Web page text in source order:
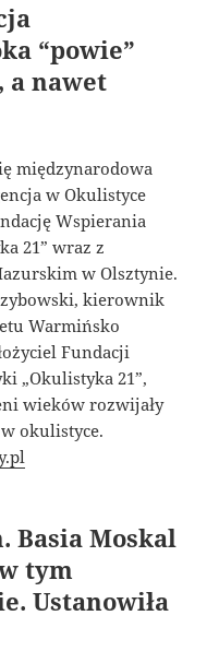
“powie”
a nawet
międzynarodowa
w Okulistyce
Wspierania
21” wraz z
w Olsztynie.
kierownik
Warmińsko
Fundacji
„Okulistyka 21”,
wieków rozwijały
okulistyce.
Basia Moskal
tym
Ustanowiła